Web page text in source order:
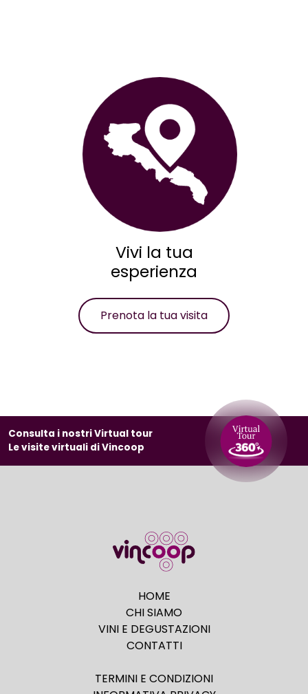
Vivi la tua
esperienza
Prenota la tua visita
Consulta i nostri Virtual tour
Le visite virtuali di Vincoop
HOME
CHI SIAMO
VINI E DEGUSTAZIONI
CONTATTI
TERMINI E CONDIZIONI